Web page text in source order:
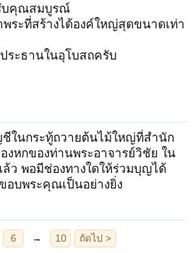
บคุณสมบูรณ์
ระที่สร้างได้องค์ใหญ่สุดขนาดเท่า
ระธานในอุโบสถครับ
ในกระทู้ถวายต้นไม้ใหญ่ที่สำนัก
งหกของท่านพระอาจารย์วิชัย ใน
ว พอมีช่องทางใดให้ร่วมบุญได้
บพระคุณเป็นอย่างยิ่ง